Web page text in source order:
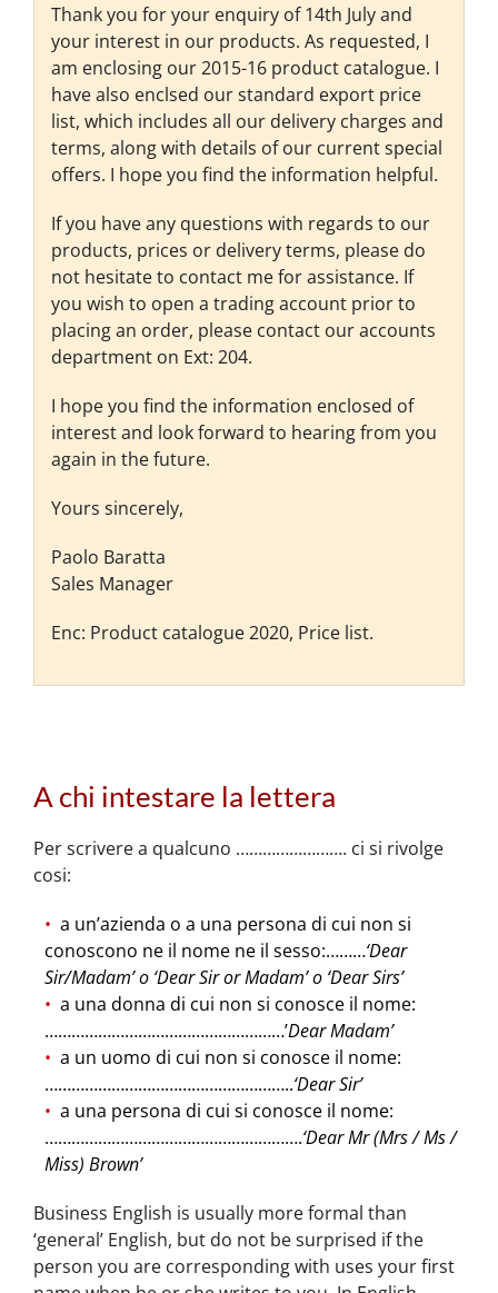
Thank you for your enquiry of 14th July and
your interest in our products. As requested, I
am enclosing our 2015-16 product catalogue. I
have also enclsed our standard export price
list, which includes all our delivery charges and
terms, along with details of our current special
offers. I hope you find the information helpful.
If you have any questions with regards to our
products, prices or delivery terms, please do
not hesitate to contact me for assistance. If
you wish to open a trading account prior to
placing an order, please contact our accounts
department on Ext: 204.
I hope you find the information enclosed of
interest and look forward to hearing from you
again in the future.
Yours sincerely,
Paolo Baratta
Sales Manager
Enc: Product catalogue 2020, Price list.
A chi intestare la lettera
Per scrivere a qualcuno ……………………. ci si rivolge
cosi:
a un’azienda o a una persona di cui non si
conoscono ne il nome ne il sesso:………‘Dear
Sir/Madam’ o ‘Dear Sir or Madam’ o ‘Dear Sirs’
a una donna di cui non si conosce il nome:
………………………………………………’Dear Madam’
a un uomo di cui non si conosce il nome:
………………………………………………..‘Dear Sir’
a una persona di cui si conosce il nome:
………………………………………………….‘Dear Mr (Mrs / Ms /
Miss) Brown’
Business English is usually more formal than
‘general’ English, but do not be surprised if the
person you are corresponding with uses your first